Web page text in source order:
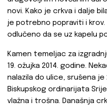
novi. Kako je crkva i dalje
je potrebno popraviti i krov.
odlučeno da se uz kapelu
Kamen temeljac za
19. ožujka 2014. godine.
nalazila do ulice, srušena je
Biskupskog ordinarijata
vlažna i trošna. Današnja